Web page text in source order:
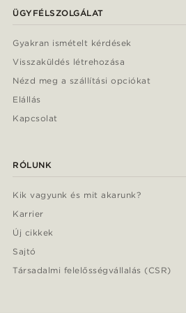
ÜGYFÉLSZOLGÁLAT
Gyakran ismételt kérdések
Visszaküldés létrehozása
Nézd meg a szállítási opciókat
Elállás
Kapcsolat
RÓLUNK
Kik vagyunk és mit akarunk?
Karrier
Új cikkek
Sajtó
Társadalmi felelősségvállalás (CSR)